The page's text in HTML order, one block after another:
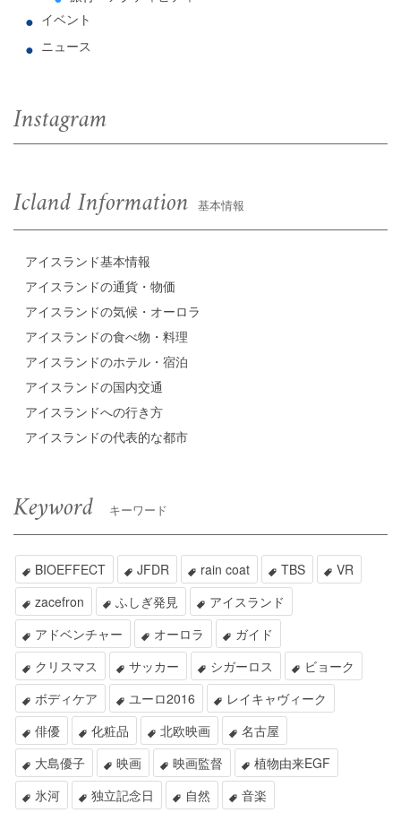
イベント
ニュース
Instagram
Icland Information 基本情報
アイスランド基本情報
アイスランドの通貨・物価
アイスランドの気候・オーロラ
アイスランドの食べ物・料理
アイスランドのホテル・宿泊
アイスランドの国内交通
アイスランドへの行き方
アイスランドの代表的な都市
Keyword キーワード
BIOEFFECT JFDR rain coat TBS
VR
zacefron
ふしぎ発見
アイスランド
アドベンチャー
オーロラ
ガイド
クリスマス
サッカー シガーロス
ビョーク
ボディケア
ユーロ2016
レイキャヴィーク
俳優
化粧品 北欧映画
名古屋
大島優子
映画 映画監督
植物由来EGF
氷河
独立記念日 自然 音楽